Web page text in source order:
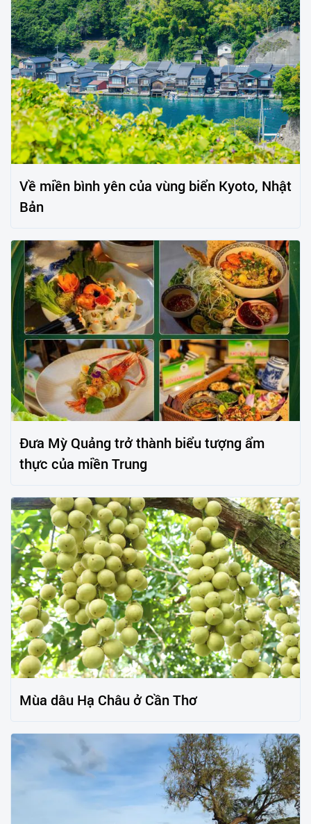
Về miền bình yên của vùng biển Kyoto, Nhật
Bản
Đưa Mỳ Quảng trở thành biểu tượng ẩm
thực của miền Trung
Mùa dâu Hạ Châu ở Cần Thơ